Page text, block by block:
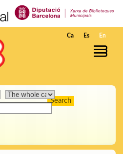
Ca Es En